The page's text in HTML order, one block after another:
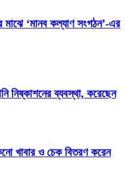
মাঝে ‘মানব কল্যাণ সংগঠন’-এর
নিষ্কাশনের ব্যবস্থা, করেছেন
খাবার ও চেক বিতরণ করেন